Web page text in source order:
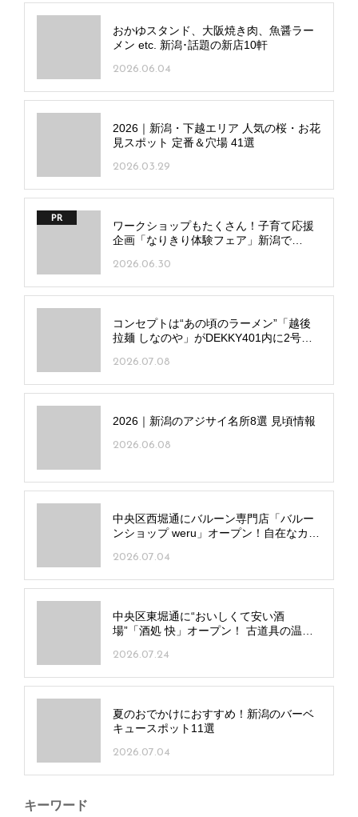
おかゆスタンド、大阪焼き肉、魚醤ラー
メン etc. 新潟･話題の新店10軒
2026.06.04
2026｜新潟・下越エリア 人気の桜・お花
見スポット 定番＆穴場 41選
2026.03.29
PR
ワークショップもたくさん！子育て応援
企画「なりきり体験フェア」新潟で
2026.06.30
コンセプトは“あの頃のラーメン”「越後
拉麺 しなのや」がDEKKY401内に2号店
2026.07.08
2026｜新潟のアジサイ名所8選 見頃情報
2026.06.08
中央区西堀通にバルーン専門店「バルー
ンショップ weru」オープン！自在なカス
2026.07.04
中央区東堀通に“おいしくて安い酒
場”「酒処 快」オープン！ 古道具の温も
2026.07.24
夏のおでかけにおすすめ！新潟のバーベ
キュースポット11選
2026.07.04
キーワード